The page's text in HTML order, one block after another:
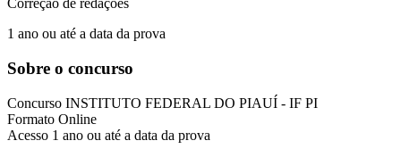
Correção de redações
1 ano ou até a data da prova
Sobre o concurso
Concurso INSTITUTO FEDERAL DO PIAUÍ - IF PI
Formato Online
Acesso 1 ano ou até a data da prova